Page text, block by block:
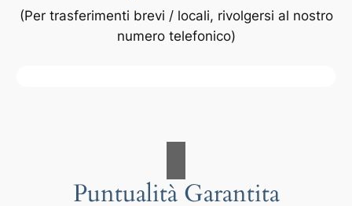
(Per trasferimenti brevi / locali, rivolgersi al nostro
numero telefonico)
Puntualità Garantita